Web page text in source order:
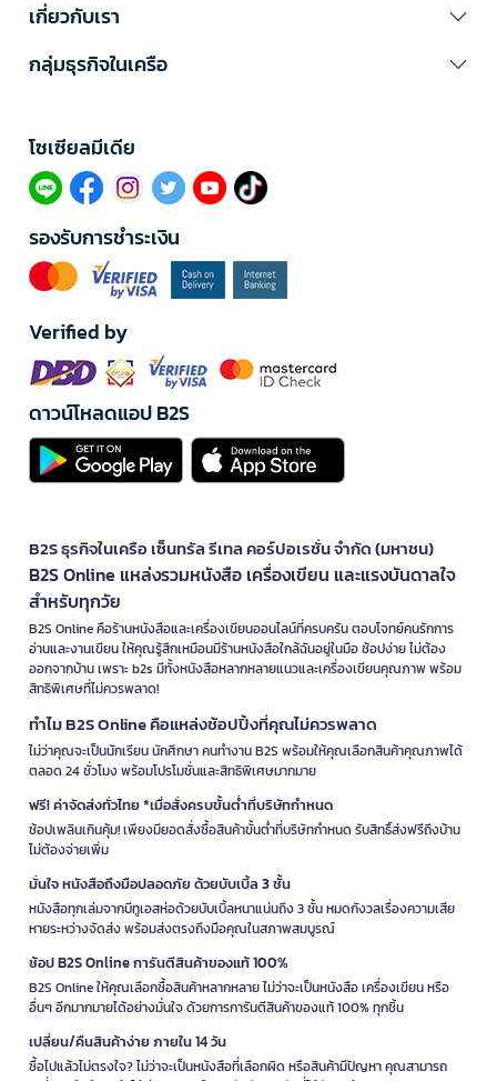
เกี่ยวกับเรา
กลุ่มธุรกิจในเครือ
โซเซียลมีเดีย​
รองรับการชำระเงิน
Verified by
ดาวน์โหลดแอป B2S
B2S ธุรกิจในเครือ เซ็นทรัล รีเทล คอร์ปอเรชั่น จำกัด (มหาชน)
B2S Online แหล่งรวมหนังสือ เครื่องเขียน และแรงบันดาลใจ
สำหรับทุกวัย
B2S Online คือร้านหนังสือและเครื่องเขียนออนไลน์ที่ครบครัน ตอบโจทย์คนรักการ
อ่านและงานเขียน ให้คุณรู้สึกเหมือนมีร้านหนังสือใกล้ฉันอยู่ในมือ ช้อปง่าย ไม่ต้อง
ออกจากบ้าน เพราะ b2s มีทั้งหนังสือหลากหลายแนวและเครื่องเขียนคุณภาพ พร้อม
สิทธิพิเศษที่ไม่ควรพลาด!
ทำไม B2S Online คือแหล่งช้อปปิ้งที่คุณไม่ควรพลาด
ไม่ว่าคุณจะเป็นนักเรียน นักศึกษา คนทำงาน B2S พร้อมให้คุณเลือกสินค้าคุณภาพได้
ตลอด 24 ชั่วโมง พร้อมโปรโมชั่นและสิทธิพิเศษมากมาย
ฟรี! ค่าจัดส่งทั่วไทย *เมื่อสั่งครบขั้นต่ำที่บริษัทกำหนด
ช้อปเพลินเกินคุ้ม! เพียงมียอดสั่งซื้อสินค้าขั้นต่ำที่บริษัทกำหนด รับสิทธิ์ส่งฟรีถึงบ้าน
ไม่ต้องจ่ายเพิ่ม
มั่นใจ หนังสือถึงมือปลอดภัย ด้วยบับเบิ้ล 3 ชั้น
หนังสือทุกเล่มจากบีทูเอสห่อด้วยบับเบิ้ลหนาแน่นถึง 3 ชั้น หมดกังวลเรื่องความเสีย
หายระหว่างจัดส่ง พร้อมส่งตรงถึงมือคุณในสภาพสมบูรณ์
ช้อป B2S Online การันตีสินค้าของแท้ 100%
B2S Online ให้คุณเลือกซื้อสินค้าหลากหลาย ไม่ว่าจะเป็นหนังสือ เครื่องเขียน หรือ
อื่นๆ อีกมากมายได้อย่างมั่นใจ ด้วยการการันตีสินค้าของแท้ 100% ทุกชิ้น
เปลี่ยน/คืนสินค้าง่าย ภายใน 14 วัน
ซื้อไปแล้วไม่ตรงใจ? ไม่ว่าจะเป็นหนังสือที่เลือกผิด หรือสินค้ามีปัญหา คุณสามารถ